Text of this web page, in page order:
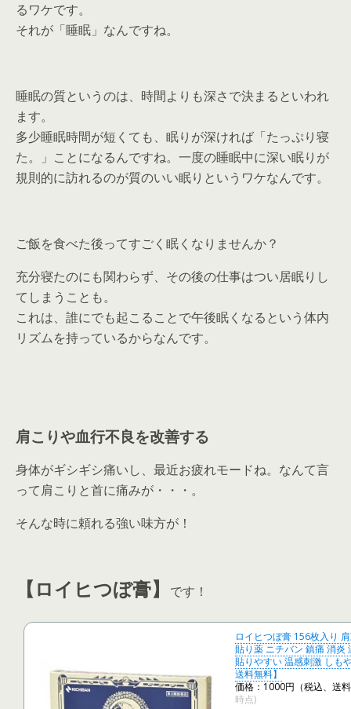
るワケです。
それが「睡眠」なんですね。
睡眠の質というのは、時間よりも深さで決まるといわれ
ます。
多少睡眠時間が短くても、眠りが深ければ「たっぷり寝
た。」ことになるんですね。一度の睡眠中に深い眠りが
規則的に訪れるのが質のいい眠りというワケなんです。
ご飯を食べた後ってすごく眠くなりませんか？
充分寝たのにも関わらず、その後の仕事はつい居眠りし
てしまうことも。
これは、誰にでも起こることで午後眠くなるという体内
リズムを持っているからなんです。
肩こりや血行不良を改善する
身体がギシギシ痛いし、最近お疲れモードね。なんて言
って肩こりと首に痛みが・・・。
そんな時に頼れる強い味方が！
【ロイヒつぼ膏】 です！
ロイヒつぼ膏 156枚入り
貼り薬 ニチバン 鎮痛 消炎
貼りやすい 温感刺激 しも
送料無料】
価格：1000円（税込、送
時点)